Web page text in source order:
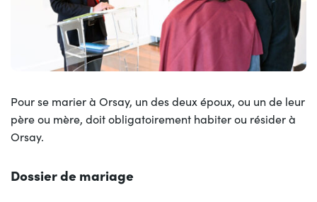
Pour se marier à Orsay, un des deux époux, ou un de leur
père ou mère, doit obligatoirement habiter ou résider à
Orsay.
Dossier de mariage